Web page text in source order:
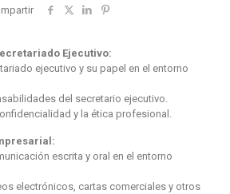
Ejecutivo:
ejecutivo y su papel en el entorno
del secretario ejecutivo.
y la ética profesional.
escrita y oral en el entorno
electrónicos, cartas comerciales y otros